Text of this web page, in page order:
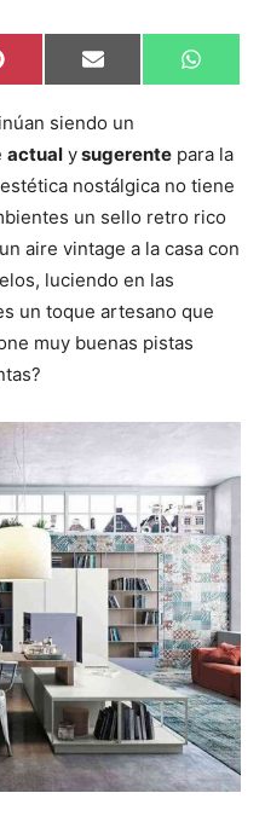
C
o
p
r
i
r
e
n
P
i
t
r
e
s
t
C
o
p
r
t
i
r
e
n
E
m
i
C
o
r
t
i
r
e
n
W
h
A
p
p
siendo un
actual ysugerente para la
nostálgica no tiene
un sello retro rico
aire vintage a la casa con
luciendo en las
un toque artesano que
muy buenas pistas